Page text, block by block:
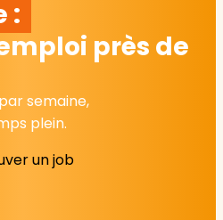
:
près de
semaine,
plein.
un job